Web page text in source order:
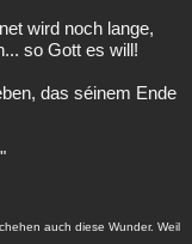
wird noch lange,
so Gott es will!
das séinem Ende
auch diese Wunder. Weil